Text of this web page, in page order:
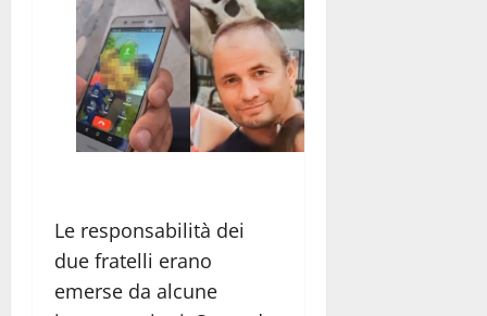
Le responsabilità dei
due fratelli erano
emerse da alcune